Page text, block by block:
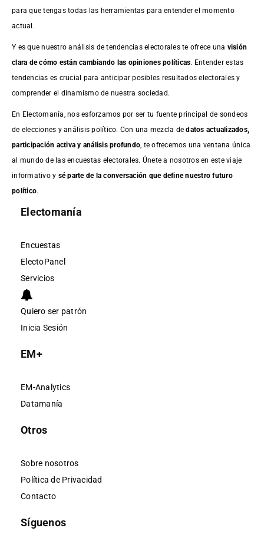
para que tengas todas las herramientas para entender el momento
actual.
Y es que nuestro análisis de tendencias electorales te ofrece una visión
clara de cómo están cambiando las opiniones políticas. Entender estas
tendencias es crucial para anticipar posibles resultados electorales y
comprender el dinamismo de nuestra sociedad.
En Electomanía, nos esforzamos por ser tu fuente principal de sondeos
de elecciones y análisis político. Con una mezcla dedatos actualizados,
participación activa y análisis profundo , te ofrecemos una ventana única
al mundo de las encuestas electorales. Únete a nosotros en este viaje
informativo y sé parte de la conversación que define nuestro futuro
político.
Electomanía
Encuestas
ElectoPanel
Servicios
Quiero ser patrón
Inicia Sesión
EM+
EM-Analytics
Datamanía
Otros
Sobre nosotros
Política de Privacidad
Contacto
Síguenos